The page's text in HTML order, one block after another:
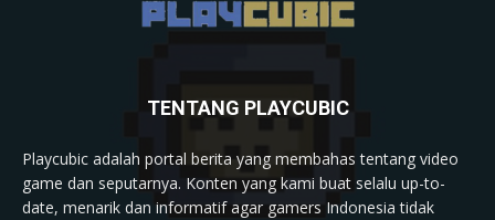
TENTANG PLAYCUBIC
Playcubic adalah portal berita yang membahas tentang video
game dan seputarnya. Konten yang kami buat selalu up-to-
date, menarik dan informatif agar gamers Indonesia tidak